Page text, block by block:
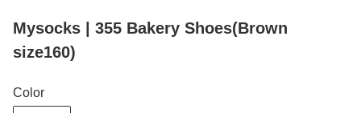
Mysocks | 355 Bakery Shoes(Brown
size160)
Color